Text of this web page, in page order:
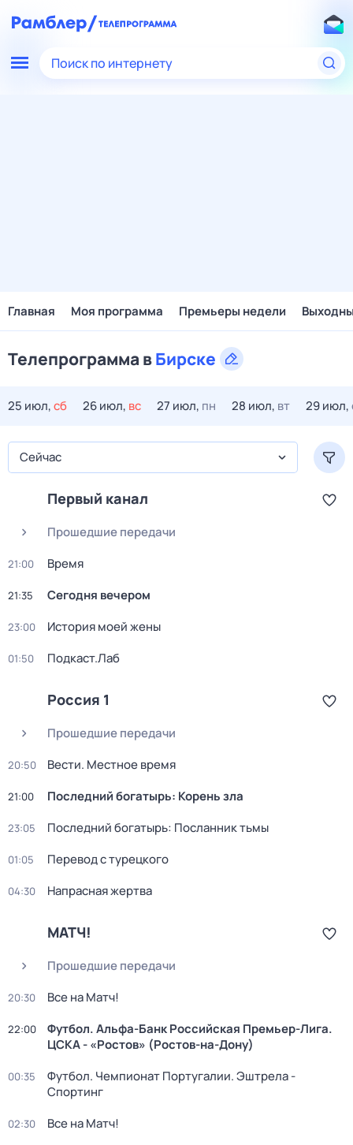
Поиск по интернету
Главная Моя программа Премьеры недели
Телепрограмма вБирске
25 июл,сб 26 июл, вс 27 июл, пн 28 июл, вт 29 июл,
Сейчас
Первый канал
Прошедшие передачи
21:00 Время
21:35 Сегодня вечером
23:00 История моей жены
01:50 Подкаст.Лаб
Россия 1
Прошедшие передачи
20:50 Вести. Местное время
21:00 Последний богатырь: Корень зла
23:05 Последний богатырь: Посланник тьмы
01:05 Перевод с турецкого
04:30 Напрасная жертва
МАТЧ!
Прошедшие передачи
20:30 Все на Матч!
22:00
Футбол. Альфа-Банк Российская Премьер-Лига.
ЦСКА - «Ростов» (Ростов-на-Дону)
00:35
Футбол. Чемпионат Португалии. Эштрела -
Спортинг
02:30 Все на Матч!